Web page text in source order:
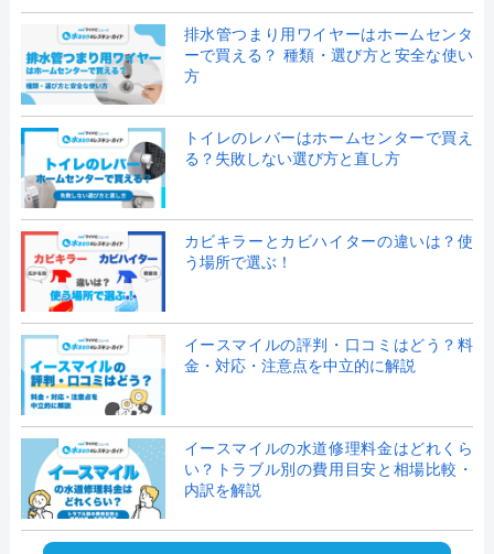
排水管つまり用ワイヤーはホームセンタ
ーで買える？ 種類・選び方と安全な使い
方
トイレのレバーはホームセンターで買え
る？失敗しない選び方と直し方
カビキラーとカビハイターの違いは？使
う場所で選ぶ！
イースマイルの評判・口コミはどう？料
金・対応・注意点を中立的に解説
イースマイルの水道修理料金はどれくら
い？トラブル別の費用目安と相場比較・
内訳を解説